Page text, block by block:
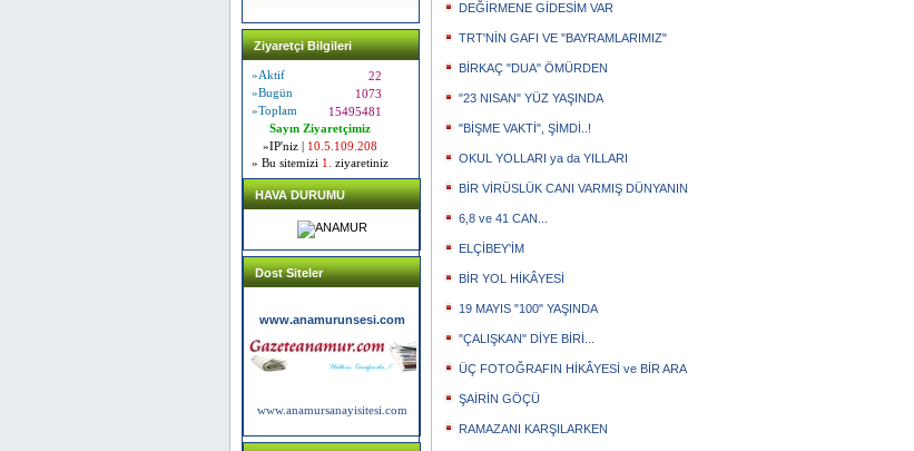
Ziyaretçi Bilgileri
»Aktif
22
»Bugün
1073
»Toplam
15495481
Sayın Ziyaretçimiz
»IP'niz |
10.5.109.208
» Bu sitemizi 1. ziyaretiniz
HAVA DURUMU
Dost Siteler
www.anamurunsesi.com
www.anamursanayisitesi.com
DEĞİRMENE GİDESİM VAR
TRT'NİN GAFI VE "BAYRAMLARIMIZ"
BİRKAÇ "DUA" ÖMÜRDEN
"23 NISAN" YÜZ YAŞINDA
"BİŞME VAKTİ", ŞİMDİ..!
OKUL YOLLARI ya da YILLARI
BİR VİRÜSLÜK CANI VARMIŞ DÜNYANIN
6,8 ve 41 CAN...
ELÇİBEY'İM
BİR YOL HİKÂYESİ
19 MAYIS "100" YAŞINDA
"ÇALIŞKAN" DİYE BİRİ...
ÜÇ FOTOĞRAFIN HİKÂYESİ ve BİR ARA
ŞAİRİN GÖÇÜ
RAMAZANI KARŞILARKEN